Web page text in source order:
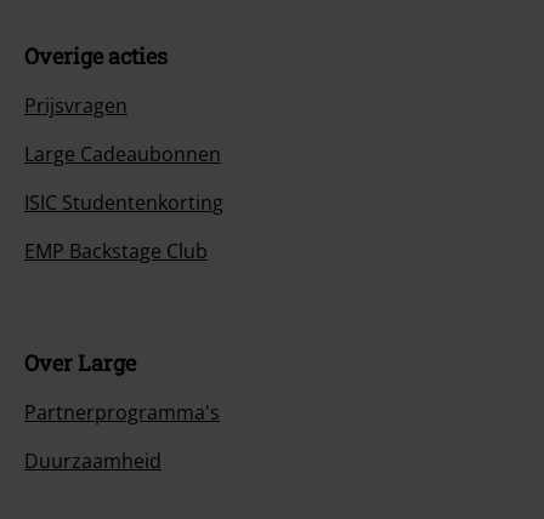
Overige acties
Prijsvragen
Large Cadeaubonnen
ISIC Studentenkorting
EMP Backstage Club
Over Large
Partnerprogramma's
Duurzaamheid